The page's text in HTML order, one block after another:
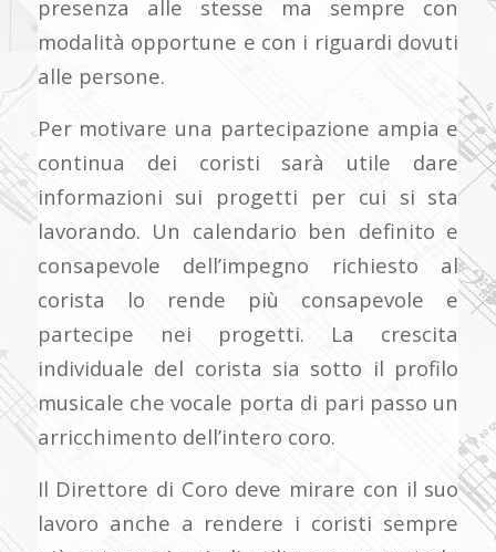
presenza alle stesse ma sempre con
modalità opportune e con i riguardi dovuti
alle persone.
Per motivare una partecipazione ampia e
continua dei coristi sarà utile dare
informazioni sui progetti per cui si sta
lavorando. Un calendario ben definito e
consapevole dell’impegno richiesto al
corista lo rende più consapevole e
partecipe nei progetti. La crescita
individuale del corista sia sotto il profilo
musicale che vocale porta di pari passo un
arricchimento dell’intero coro.
Il Direttore di Coro deve mirare con il suo
lavoro anche a rendere i coristi sempre